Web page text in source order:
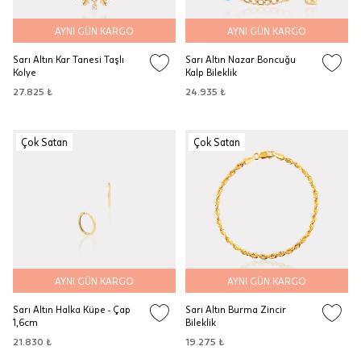
AYNI GÜN KARGO
Sarı Altın Kar Tanesi Taşlı
Kolye
27.825 ₺
AYNI GÜN KARGO
Sarı Altın Nazar Boncuğu
Kalp Bileklik
24.935 ₺
Çok Satan
AYNI GÜN KARGO
Sarı Altın Halka Küpe - Çap
1,6cm
21.830 ₺
Çok Satan
AYNI GÜN KARGO
Sarı Altın Burma Zincir
Bileklik
19.275 ₺